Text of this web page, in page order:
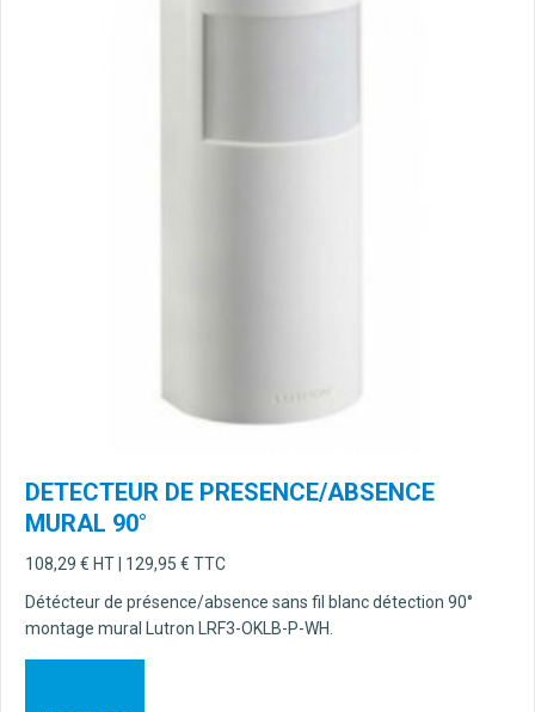
DETECTEUR DE PRESENCE/ABSENCE
MURAL 90°
108,29 € HT | 129,95 € TTC
Détécteur de présence/absence sans fil blanc détection 90°
montage mural Lutron LRF3-OKLB-P-WH.